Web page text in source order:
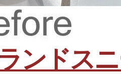
ンドス